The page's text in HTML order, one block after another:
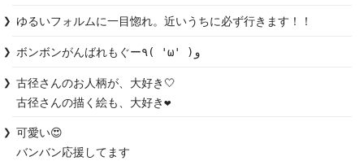
ゆるいフォルムに一目惚れ。近いうちに必ず行きます！！
ボンボンがんばれもぐー٩( 'ω' )و
古径さんのお人柄が、大好き🤍
古径さんの描く絵も、大好き❤️
可愛い😍
バンバン応援してます